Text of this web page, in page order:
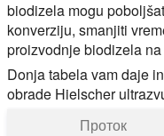
biodizela mogu
konverziju, smanjiti
proizvodnje biodizela
Donja tabela vam daje
obrade Hielscher
Проток